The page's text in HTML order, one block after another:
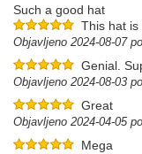
Such a good hat
This hat is
Objavljeno 2024-08-07
Genial.
Objavljeno 2024-08-03
Great
Objavljeno 2024-04-05
Mega